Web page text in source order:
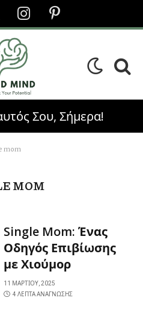
InstagramPinterest
Σου, Σήμερα!
mom
MOM
Single Mom: Ένας
Οδηγός Επιβίωσης
με Χιούμορ
11 ΜΑΡΤΊΟΥ, 2025
4 ΛΕΠΤΆ ΑΝΆΓΝΩΣΗΣ